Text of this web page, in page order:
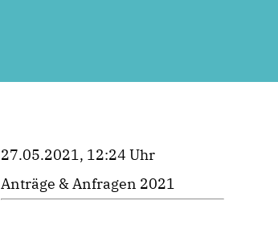
27.05.2021, 12:24 Uhr
Anträge & Anfragen 2021